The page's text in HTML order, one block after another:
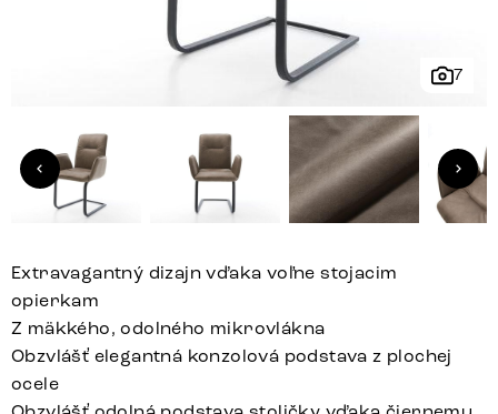
7
Extravagantný dizajn vďaka voľne stojacim
opierkam
Z mäkkého, odolného mikrovlákna
Obzvlášť elegantná konzolová podstava z plochej
ocele